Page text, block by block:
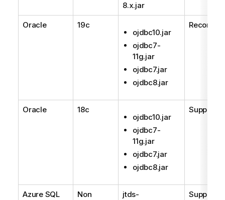
8.x.jar
Oracle 19c
ojdbc10.jar
ojdbc7-
11g.jar
ojdbc7.jar
ojdbc8.jar
Oracle 18c
ojdbc10.jar
ojdbc7-
11g.jar
ojdbc7.jar
ojdbc8.jar
Supporté
Azure SQL
Non
jtds-
Supportée